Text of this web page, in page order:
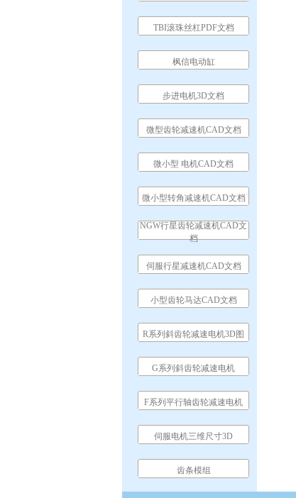
TBI滚珠丝杠PDF文档
枫信电动缸
步进电机3D文档
微型齿轮减速机CAD文档
微小型 电机CAD文档
微小型转角减速机CAD文档
NGW行星齿轮减速机CAD文
档
伺服行星减速机CAD文档
小型齿轮马达CAD文档
R系列斜齿轮减速电机3D图
G系列斜齿轮减速电机
F系列平行轴齿轮减速电机
伺服电机三维尺寸3D
齿条模组